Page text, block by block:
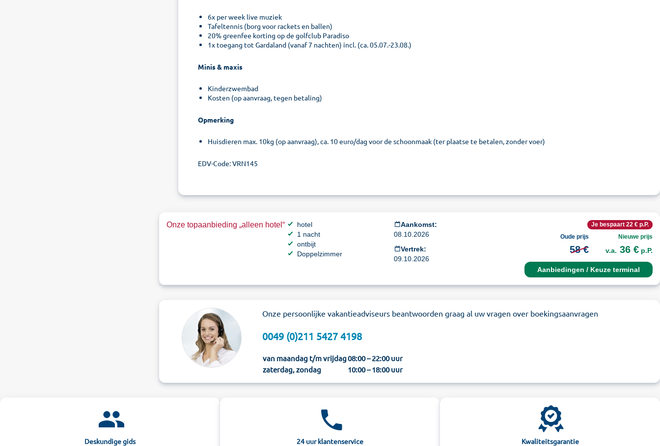
6x per week live muziek
Tafeltennis (borg voor rackets en ballen)
20% greenfee korting op de golfclub Paradiso
1x toegang tot Gardaland (vanaf 7 nachten) incl. (ca. 05.07.-23.08.)
Minis & maxis
Kinderzwembad
Kosten (op aanvraag, tegen betaling)
Opmerking
Huisdieren max. 10kg (op aanvraag), ca. 10 euro/dag voor de schoonmaak (ter plaatse te betalen, zonder voer)
EDV-Code: VRN145
Onze topaanbieding „alleen hotel“
hotel
1 nacht
ontbijt
Doppelzimmer
Aankomst:
08.10.2026
Vertrek:
09.10.2026
Je bespaart 22 € p.P.
Oude prijs
58 €
Nieuwe prijs
v.a. 36 € p.P.
Aanbiedingen / Keuze terminal
Onze persoonlijke vakantieadviseurs beantwoorden graag al uw vragen over boekingsaanvragen
0049 (0)211 5427 4198
van maandag t/m vrijdag08:00 – 22:00 uur
zaterdag, zondag
10:00 – 18:00 uur
Deskundige gids 24 uur klantenservice Kwaliteitsgarantie